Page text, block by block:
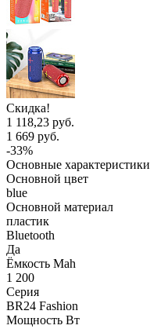
Скидка!
1 118,23 руб.
1 669 руб.
-33%
Основные характеристики
Основной цвет
blue
Основной материал
пластик
Bluetooth
Да
Ёмкость Mah
1 200
Серия
BR24 Fashion
Мощность Вт